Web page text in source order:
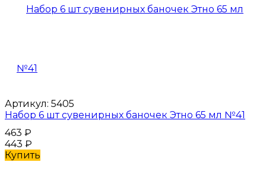
Артикул: 5405
Набор 6 шт сувенирных баночек Этно 65 мл №41
463 ₽
443 ₽
Купить